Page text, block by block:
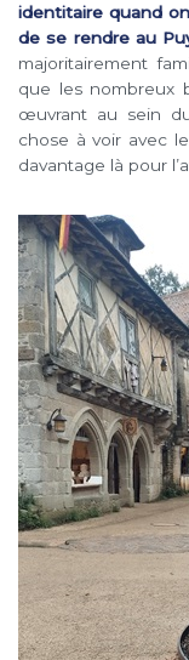
identitaire quand
de se rendre au
majoritairement
que les nombreux
œuvrant au sein
chose à voir avec
davantage là pour